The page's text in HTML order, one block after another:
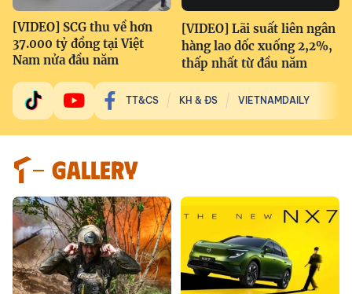
[VIDEO] SCG thu về hơn
37.000 tỷ đồng tại Việt
Nam nửa đầu năm
[VIDEO] Lãi suất liên ngân
hàng lao dốc xuống 2,2%,
thấp nhất từ đầu năm
TT&CS KH & ĐS VIETNAMDAILY
GALLERY